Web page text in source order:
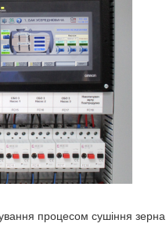
процесом сушіння зерна